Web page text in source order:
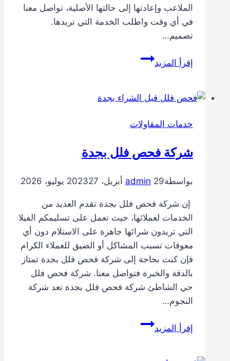
الملاعب وإعادتها إلى حالتها الأصلية، تواصل معنا
في أي وقت واطلب الخدمة التي تريدها.
تصميم…
إقرأ المزيدتصميم
القدم
المنورة
خدمات المقاولات
شركة فحص فلل بجدة
بواسطة admin 29 أبريل، 2023 27 يوليو، 2026
إن شركة فحص فلل بجدة تقدم العديد من
الخدمات لعملائها، حيث تعمل على تسليمكم الفيلا
التي تريدون شرائها جاهزة على الاستلام دون أي
معوقات تسبب المشاكل أو الضيق للعملاء الكرام
فإن كنت بحاجة إلى شركة فحص فلل بجدة تمتاز
بالدقة والخبرة فتواصل معنا. شركة فحص فلل
حي الشاطئ شركة فحص فلل بجدة تعد شركة
النجوم…
إقرأ المزيدشركة